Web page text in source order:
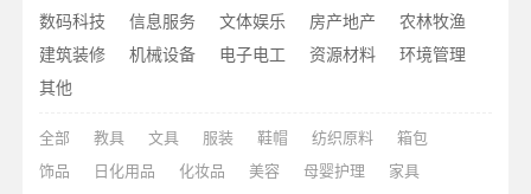
数码科技
信息服务 文体娱乐 房产地产
农林牧渔
建筑装修
机械设备 电子电工 资源材料
环境管理
其他
全部 教具 文具 服装 鞋帽 纺织原料
箱包
饰品
日化用品 化妆品 美容 母婴护理
家具